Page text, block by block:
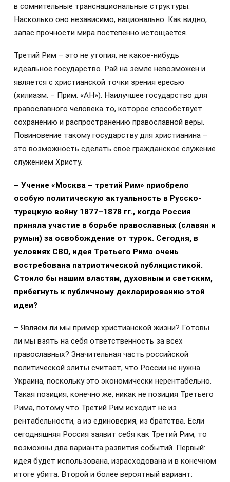
в сомнительные транснациональные структуры.
Насколько оно независимо, национально. Как видно,
запас прочности мира постепенно истощается.
Третий Рим – это не утопия, не какое-нибудь
идеальное государство. Рай на земле невозможен и
является с христианской точки зрения ересью
(хилиазм. – Прим. «АН»). Наилучшее государство для
православного человека то, которое способствует
сохранению и распространению православной веры.
Повиновение такому государству для христианина –
это возможность сделать своё гражданское служение
служением Христу.
– Учение «Москва – третий Рим» приобрело
особую политическую актуальность в Русско-
турецкую войну 1877–1878 гг., когда Россия
приняла участие в борьбе православных (славян и
румын) за освобождение от турок. Сегодня, в
условиях СВО, идея Третьего Рима очень
востребована патриотической публицистикой.
Стоило бы нашим властям, духовным и светским,
прибегнуть к публичному декларированию этой
идеи?
– Являем ли мы пример христианской жизни? Готовы
ли мы взять на себя ответственность за всех
православных? Значительная часть российской
политической элиты считает, что России не нужна
Украина, поскольку это экономически нерентабельно.
Такая позиция, конечно же, никак не позиция Третьего
Рима, потому что Третий Рим исходит не из
рентабельности, а из единоверия, из братства. Если
сегодняшняя Россия заявит себя как Третий Рим, то
возможны два варианта развития событий. Первый:
идея будет использована, израсходована и в конечном
итоге убита. Второй и более вероятный вариант: